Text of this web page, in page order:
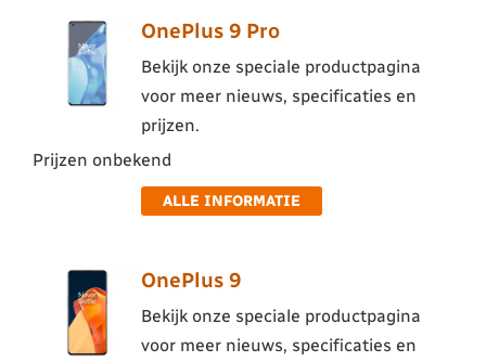
OnePlus 9 Pro
Bekijk onze speciale productpagina
voor meer nieuws, specificaties en
prijzen.
Prijzen onbekend
ALLE INFORMATIE
OnePlus 9
Bekijk onze speciale productpagina
voor meer nieuws, specificaties en